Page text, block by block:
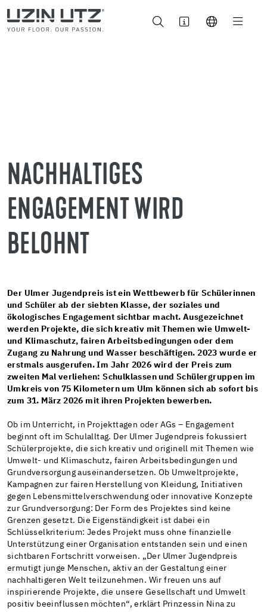
NACHHALTIGES
ENGAGEMENT WIRD
BELOHNT
Der Ulmer Jugendpreis ist ein Wettbewerb für Schülerinnen
und Schüler ab der siebten Klasse, der soziales und
ökologisches Engagement sichtbar macht. Ausgezeichnet
werden Projekte, die sich kreativ mit Themen wie Umwelt-
und Klimaschutz, fairen Arbeitsbedingungen oder dem
Zugang zu Nahrung und Wasser beschäftigen. 2023 wurde er
erstmals ausgerufen. Im Jahr 2026 wird der Preis zum
zweiten Mal verliehen: Schulklassen und Schülergruppen im
Umkreis von 75 Kilometern um Ulm können sich ab sofort bis
zum 31. März 2026 mit ihren Projekten bewerben.
Ob im Unterricht, in Projekttagen oder AGs – Engagement
beginnt oft im Schulalltag. Der Ulmer Jugendpreis fokussiert
Schülerprojekte, die sich kreativ und originell mit Themen wie
Umwelt- und Klimaschutz, fairen Arbeitsbedingungen und
Grundversorgung auseinandersetzen. Ob Umweltprojekte,
Kampagnen zur fairen Herstellung von Kleidung, Initiativen
gegen Lebensmittelverschwendung oder innovative Konzepte
zur Grundversorgung: Der Form des Projektes sind keine
Grenzen gesetzt. Die Eigenständigkeit ist dabei ein
Schlüsselkriterium: Jedes Projekt muss ohne finanzielle
Unterstützung einer Organisation entstanden sein und einen
sichtbaren Fortschritt vorweisen. „Der Ulmer Jugendpreis
ermutigt junge Menschen, aktiv an der Gestaltung einer
nachhaltigeren Welt teilzunehmen. Wir freuen uns auf
inspirierende Projekte, die unsere Gesellschaft und Umwelt
positiv beeinflussen möchten“, erklärt Prinzessin Nina zu